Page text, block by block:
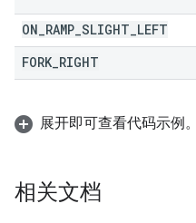
ON RAMP SLIGHT LEFT
FORK RIGHT
展开即可查看代码示例。
相关文档